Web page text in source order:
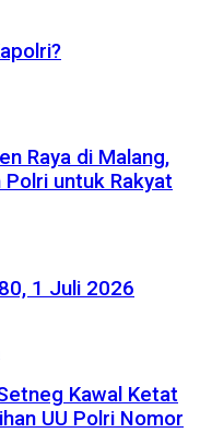
Raya di Malang,
untuk Rakyat
1 Juli 2026
Kawal Ketat
UU Polri Nomor